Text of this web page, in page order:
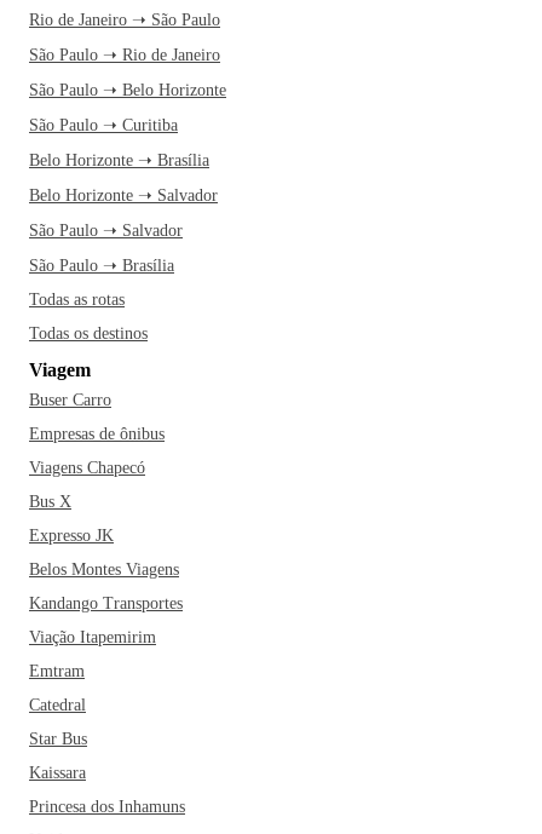
Rio de Janeiro ➝ São Paulo
São Paulo ➝ Rio de Janeiro
São Paulo ➝ Belo Horizonte
São Paulo ➝ Curitiba
Belo Horizonte ➝ Brasília
Belo Horizonte ➝ Salvador
São Paulo ➝ Salvador
São Paulo ➝ Brasília
Todas as rotas
Todas os destinos
Viagem
Buser Carro
Empresas de ônibus
Viagens Chapecó
Bus X
Expresso JK
Belos Montes Viagens
Kandango Transportes
Viação Itapemirim
Emtram
Catedral
Star Bus
Kaissara
Princesa dos Inhamuns